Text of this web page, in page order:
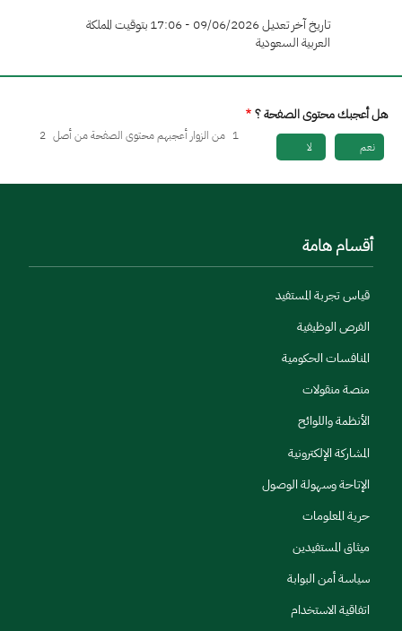
تاريخ آخر تعديل 09/06/2026 - 17:06 بتوقيت المملكة
العربية السعودية
هل أعجبك محتوى الصفحة ؟
نعم لا
1 من الزوار أعجبهم محتوى الصفحة من أصل 2
أقسام هامة
قياس تجربة المستفيد
الفرص الوظيفية
المنافسات الحكومية
منصة منقولات
الأنظمة واللوائح
المشاركة الإلكترونية
الإتاحة وسهولة الوصول
حرية المعلومات
ميثاق المستفيدين
سياسة أمن البوابة
اتفاقية الاستخدام